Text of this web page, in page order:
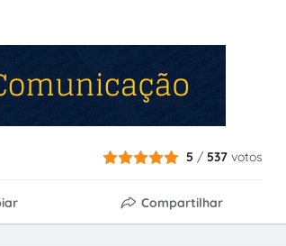
5 /537 votos
Compartilhar